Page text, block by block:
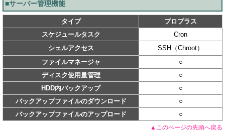
■サーバー管理機能
タイプ
プロプラス
スケジュールタスク
Cron
シェルアクセス
SSH（Chroot）
ファイルマネージャ
○
ディスク使用量管理
○
HDD内バックアップ
○
バックアップファイルのダウンロード
○
バックアップファイルのアップロード
○
▲このページの先頭へ戻る